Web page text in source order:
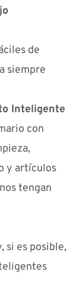
de
siempre
Inteligente
con
y artículos
tengan
si es posible,